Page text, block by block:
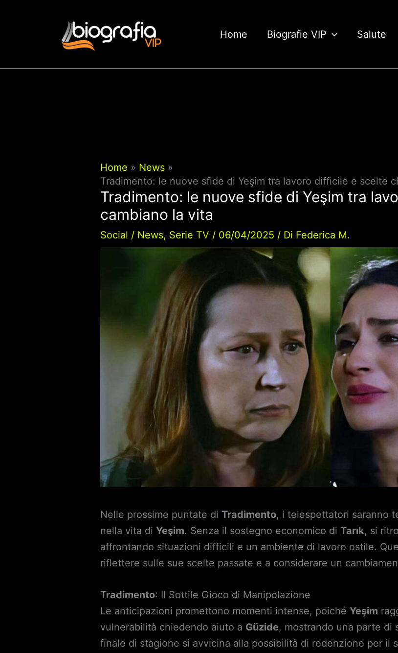
Home Biografie VIP Salute
Home
News
Tradimento: le nuove sfide di Yeşim tra lavoro difficile e scelte
Tradimento: le nuove sfide di Yeşim tra
cambiano la vita
Social / News, Serie TV / 06/04/2025 / Di Federica M.
Nelle prossime puntate diTradimento, i telespettatori saranno
nella vita diYeşim. Senza il sostegno economico diTarık, si
affrontando situazioni difficili e un ambiente di lavoro ostile.
riflettere sulle sue scelte passate e a considerare un
Tradimento: Il Sottile Gioco di Manipolazione
Le anticipazioni promettono momenti intense, poichéYeşim
vulnerabilità chiedendo aiuto a Güzide, mostrando una parte di
finale di stagione si avvicina alla possibilità di redenzione per il